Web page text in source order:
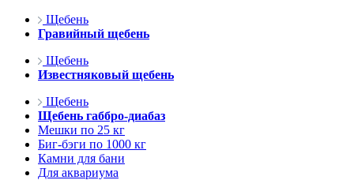
Щебень
Гравийный щебень
Щебень
Известняковый щебень
Щебень
Щебень габбро-диабаз
Мешки по 25 кг
Биг-бэги по 1000 кг
Камни для бани
Для аквариума